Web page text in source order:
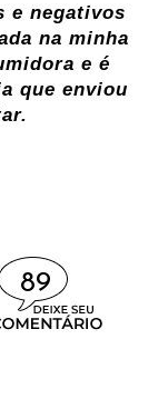
e negativos
na minha
e é
que enviou
89